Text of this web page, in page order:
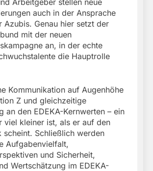
Arbeitgeber stellen neue
auch in der Ansprache
Azubis. Genau hier setzt der
mit der neuen
an, in der echte
die Hauptrolle
Kommunikation auf Augenhöhe
Z und gleichzeitige
an den EDEKA-Kernwerten – ein
viel kleiner ist, als er auf den
scheint. Schließlich werden
Aufgabenvielfalt,
und Sicherheit,
Wertschätzung im EDEKA-